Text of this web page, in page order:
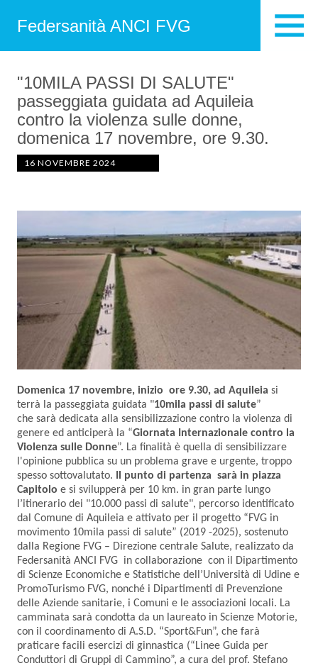
Federsanità ANCI FVG
"10MILA PASSI DI SALUTE"
passeggiata guidata ad Aquileia
contro la violenza sulle donne,
domenica 17 novembre, ore 9.30.
16 NOVEMBRE 2024
Domenica 17 novembre, inizio ore 9.30, ad Aquileia si
terrà la passeggiata guidata "10mila passi di salute”
che sarà dedicata alla sensibilizzazione contro la violenza di
genere ed anticiperà la “Giornata Internazionale contro la
Violenza sulle Donne”. La finalità è quella di sensibilizzare
l'opinione pubblica su un problema grave e urgente, troppo
spesso sottovalutato.
Il punto di partenza sarà in piazza
Capitolo e si svilupperà per 10 km. in gran parte lungo
l’itinerario dei "10.000 passi di salute", percorso identificato
dal Comune di Aquileia e attivato per il progetto “FVG in
movimento 10mila passi di salute” (2019 -2025), sostenuto
dalla Regione FVG – Direzione centrale Salute, realizzato da
Federsanità ANCI FVG in collaborazione con il Dipartimento
di Scienze Economiche e Statistiche dell’Università di Udine e
PromoTurismo FVG, nonché i Dipartimenti di Prevenzione
delle Aziende sanitarie, i Comuni e le associazioni locali. La
camminata sarà condotta da un laureato in Scienze Motorie,
con il coordinamento di A.S.D. “Sport&Fun”, che farà
praticare facili esercizi di ginnastica (“Linee Guida per
Conduttori di Gruppi di Cammino”, a cura del prof. Stefano